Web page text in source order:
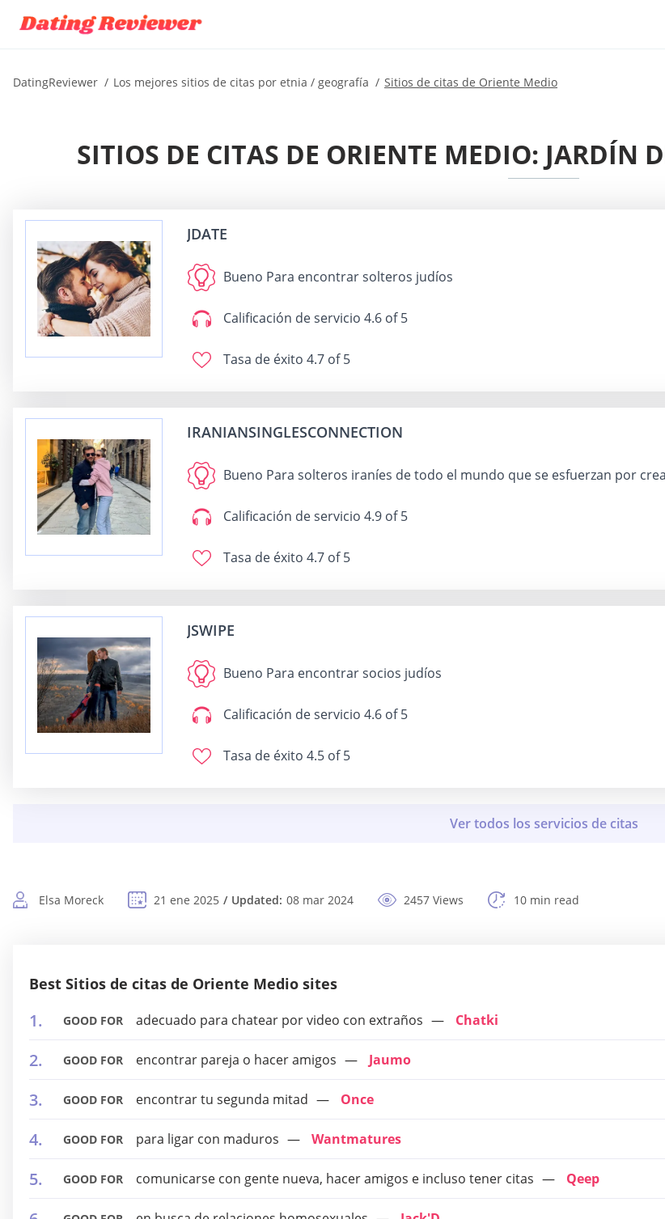
DatingReviewer Los mejores sitios de citas por etnia / geografía Sitios de citas de Oriente Medio
SITIOS DE CITAS DE ORIENTE MEDIO: JARDÍN
JDATE
Bueno Para encontrar solteros judíos
Calificación de servicio 4.6 of 5
Tasa de éxito 4.7 of 5
IRANIANSINGLESCONNECTION
Bueno Para solteros iraníes de todo el mundo que se esfuerzan por
Calificación de servicio 4.9 of 5
Tasa de éxito 4.7 of 5
JSWIPE
Bueno Para encontrar socios judíos
Calificación de servicio 4.6 of 5
Tasa de éxito 4.5 of 5
Elsa Moreck 21 ene 2025 Updated: 08 mar 2024 2457 Views 10 min read
Best Sitios de citas de Oriente Medio sites
GOOD FOR adecuado para chatear por video con extraños Chatki
GOOD FOR encontrar pareja o hacer amigos Jaumo
GOOD FOR encontrar tu segunda mitad Once
GOOD FOR para ligar con maduros Wantmatures
GOOD FOR comunicarse con gente nueva, hacer amigos e incluso tener citas Qeep